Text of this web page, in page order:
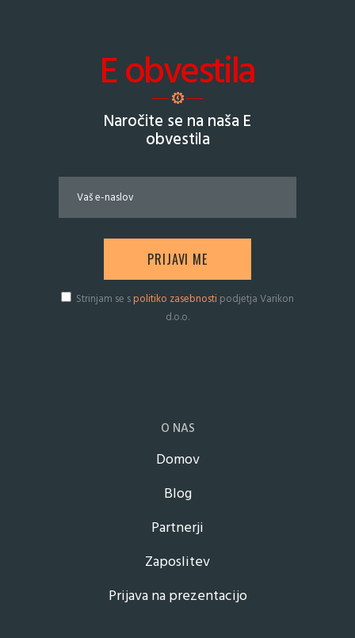
E obvestila
Naročite se na naša E
obvestila
Strinjam se spolitiko zasebnosti podjetja Varikon
d.o.o.
O NAS
Domov
Blog
Partnerji
Zaposlitev
Prijava na prezentacijo